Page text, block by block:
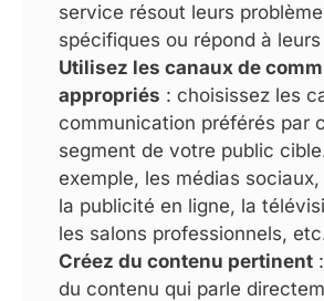
service résout leurs
spécifiques ou répond à
Utilisez les canaux de
appropriés : choisissez les
communication préférés par
segment de votre public
exemple, les médias
la publicité en ligne, la
les salons professionnels,
Créez du contenu pertinent
du contenu qui parle